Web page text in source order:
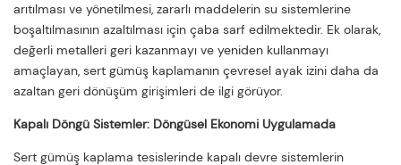
arıtılması ve yönetilmesi, zararlı maddelerin su sistemlerine
boşaltılmasının azaltılması için çaba sarf edilmektedir. Ek olarak,
değerli metalleri geri kazanmayı ve yeniden kullanmayı
amaçlayan, sert gümüş kaplamanın çevresel ayak izini daha da
azaltan geri dönüşüm girişimleri de ilgi görüyor.
Kapalı Döngü Sistemler: Döngüsel Ekonomi Uygulamada
Sert gümüş kaplama tesislerinde kapalı devre sistemlerin